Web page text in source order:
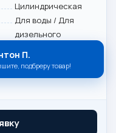
Цилиндрическая
Для воды / Для
дизельного
1.0
П.
подбреру товар!